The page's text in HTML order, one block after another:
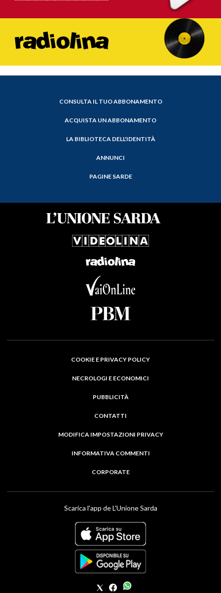
CONSULTA IL TUO ABBONAMENTO
ACQUISTA UN ABBONAMENTO
LA BIBLIOTECA DELL'IDENTITÀ
ANNUNCI
PAGINE SARDE
COOKIE E PRIVACY POLICY
NECROLOGI E ECONOMICI
PUBBLICITÀ
CONTATTI
MODIFICA IMPOSTAZIONI PRIVACY
INFORMATIVA COMMENTI
CORPORATE
Scarica l'app de L'Unione Sarda